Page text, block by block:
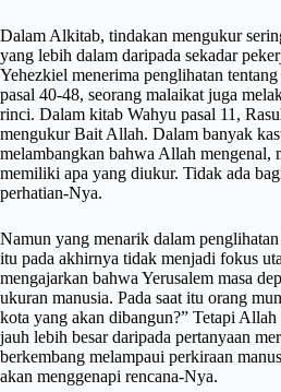
Dalam Alkitab, tindakan mengukur
yang lebih dalam daripada sekadar
Yehezkiel menerima penglihatan
pasal 40-48, seorang malaikat juga
rinci. Dalam kitab Wahyu pasal 11,
mengukur Bait Allah. Dalam banyak
melambangkan bahwa Allah mengenal,
memiliki apa yang diukur. Tidak ada
perhatian-Nya.
Namun yang menarik dalam
itu pada akhirnya tidak menjadi fokus
mengajarkan bahwa Yerusalem masa
ukuran manusia. Pada saat itu orang
kota yang akan dibangun?” Tetapi
jauh lebih besar daripada pertanyaan
berkembang melampaui perkiraan
akan menggenapi rencana-Nya.